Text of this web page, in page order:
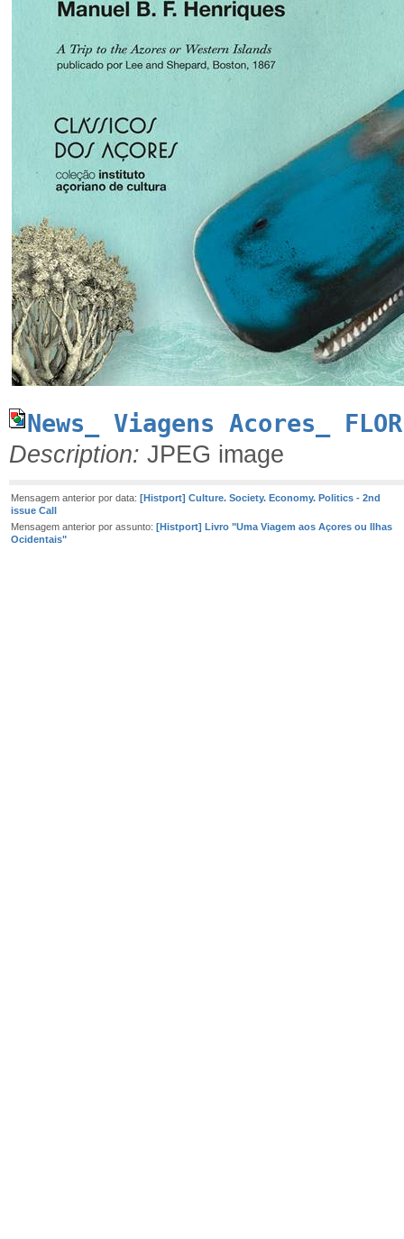
News_ Viagens Acores_
Description: JPEG image
Mensagem anterior por data: [Histport] Culture. Society. Economy. Politics - 2nd
issue Call
Mensagem anterior por assunto: [Histport] Livro "Uma Viagem aos Açores ou Ilhas
Ocidentais"